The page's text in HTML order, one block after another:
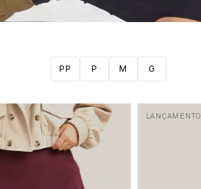
PP P M G
LANÇAMENTO